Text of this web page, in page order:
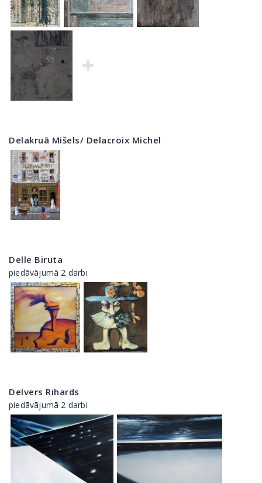
Delakruā Mišels/ Delacroix Michel
Delle Biruta
piedāvājumā 2 darbi
Delvers Rihards
piedāvājumā 2 darbi